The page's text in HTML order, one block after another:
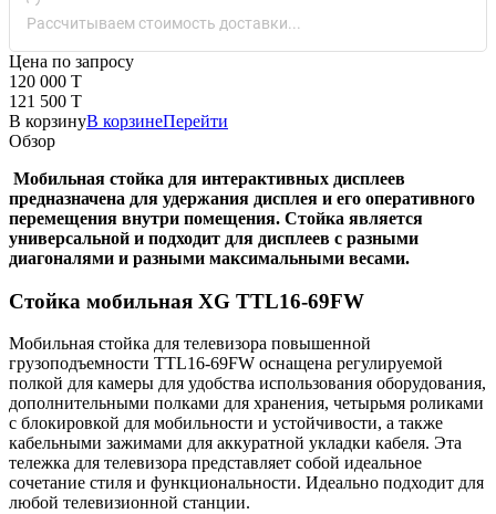
Рассчитываем стоимость доставки...
Цена по запросу
120 000 T
121 500 T
В корзинуВ корзинеПерейти
Обзор
Мобильная стойка для интерактивных дисплеев
предназначена для удержания дисплея и его оперативного
перемещения внутри помещения. Стойка является
универсальной и подходит для дисплеев с разными
диагоналями и разными максимальными весами.
Стойка мобильная XG TTL16-69FW
Мобильная стойка для телевизора повышенной
грузоподъемности TTL16-69FW оснащена регулируемой
полкой для камеры для удобства использования оборудования,
дополнительными полками для хранения, четырьмя роликами
с блокировкой для мобильности и устойчивости, а также
кабельными зажимами для аккуратной укладки кабеля. Эта
тележка для телевизора представляет собой идеальное
сочетание стиля и функциональности. Идеально подходит для
любой телевизионной станции.